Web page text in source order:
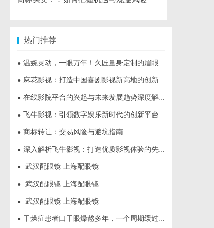
热门推荐
● 温婉灵动，一眼万年！久匠量身定制的眉眼唇，才是你整张脸的点睛之笔！淡颜系女生的气质加分项
● 麻花影视：打造中国喜剧影视新高地的创新典范
● 在线影院平台的兴起与未来发展趋势深度解析
● 飞牛影视：引领数字娱乐新时代的创新平台
● 商标转让：交易风险与避坑指南
● 深入解析飞牛影视：打造优质影视体验的先锋平台
● 武汉配眼镜 上海配眼镜
● 武汉配眼镜 上海配眼镜
● 武汉配眼镜 上海配眼镜
● 干燥症患者口干眼燥熬多年，一个周期缓过来？老中医：一张辨证方对症，身体找回津液